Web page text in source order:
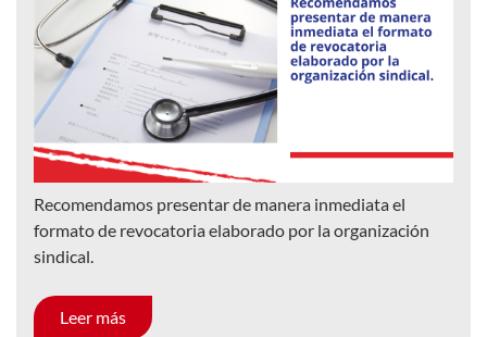
Recomendamos presentar de manera inmediata el
formato de revocatoria elaborado por la organización
sindical.
Leer más